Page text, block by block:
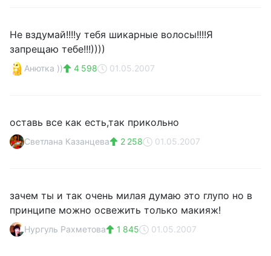
Не вздумай!!!!у тебя шикарные волосы!!!!Я
запрещаю тебе!!!))))
Анютка )) 4 598 01.05.2007
оставь все как есть,так прикольно
Светлана Казанцева 2 258 01.05.2007
зачем ты и так очень милая думаю это глупо но в
принципе можно освежить только макияж!
Нургуль Рахметова 1 845 01.05.2007